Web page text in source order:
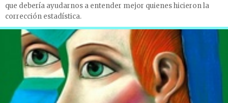
que debería ayudarnos a entender mejor quienes hicieron la
corrección estadística.